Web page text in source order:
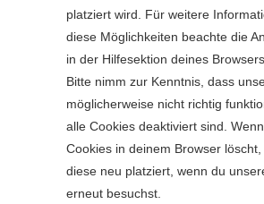
platziert wird. Für weitere
diese Möglichkeiten beachte die
in der Hilfesektion deines Browsers.
Bitte nimm zur Kenntnis, dass
möglicherweise nicht richtig
alle Cookies deaktiviert sind.
Cookies in deinem Browser
diese neu platziert, wenn du
erneut besuchst.